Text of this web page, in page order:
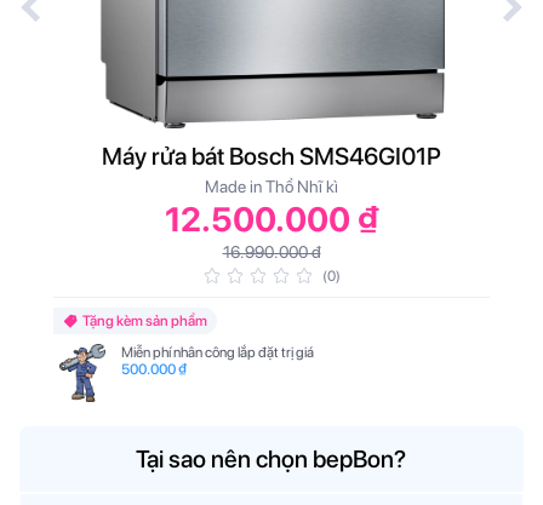
Máy rửa bát Bosch SMS46GI01P
Made in Thổ Nhĩ kì
12.500.000 ₫
16.990.000 đ
(0)
Tặng kèm sản phẩm
Miễn phí nhân công lắp đặt trị giá
500.000 ₫
Tại sao nên chọn bepBon?